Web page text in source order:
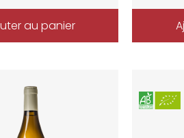
au panier